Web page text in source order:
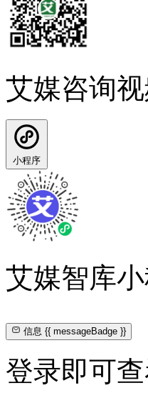
艾媒咨询
小程序
艾媒智库
信息{{ messageBadge }}
登录即可